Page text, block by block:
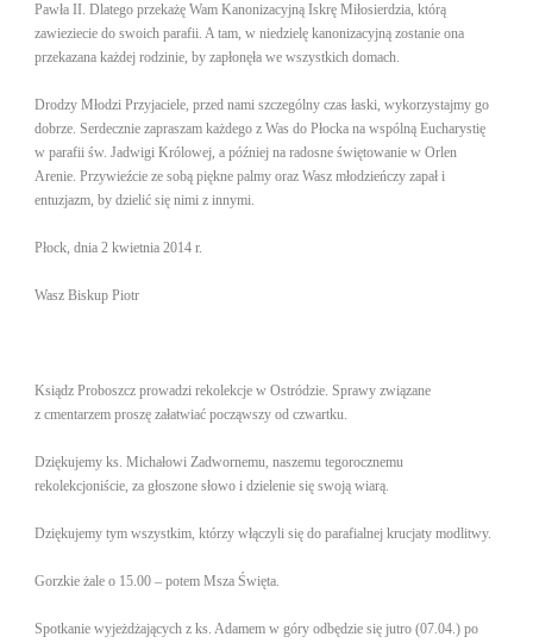
Pawła II. Dlatego przekażę Wam Kanonizacyjną Iskrę Miłosierdzia, którą
zawieziecie do swoich parafii. A tam, w niedzielę kanonizacyjną zostanie ona
przekazana każdej rodzinie, by zapłonęła we wszystkich domach.
Drodzy Młodzi Przyjaciele, przed nami szczególny czas łaski, wykorzystajmy go
dobrze. Serdecznie zapraszam każdego z Was do Płocka na wspólną Eucharystię
w parafii św. Jadwigi Królowej, a później na radosne świętowanie w Orlen
Arenie. Przywieźcie ze sobą piękne palmy oraz Wasz młodzieńczy zapał i
entuzjazm, by dzielić się nimi z innymi.
Płock, dnia 2 kwietnia 2014 r.
Wasz Biskup Piotr
Ksiądz Proboszcz prowadzi rekolekcje w Ostródzie. Sprawy związane
z cmentarzem proszę załatwiać począwszy od czwartku.
Dziękujemy ks. Michałowi Zadwornemu, naszemu tegorocznemu
rekolekcjoniście, za głoszone słowo i dzielenie się swoją wiarą.
Dziękujemy tym wszystkim, którzy włączyli się do parafialnej krucjaty modlitwy.
Gorzkie żale o 15.00 – potem Msza Święta.
Spotkanie wyjeżdżających z ks. Adamem w góry odbędzie się jutro (07.04.) po